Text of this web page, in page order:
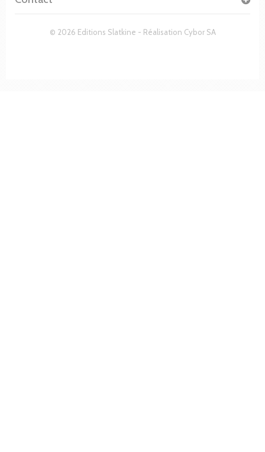
© 2026 Editions Slatkine - Réalisation Cybor SA